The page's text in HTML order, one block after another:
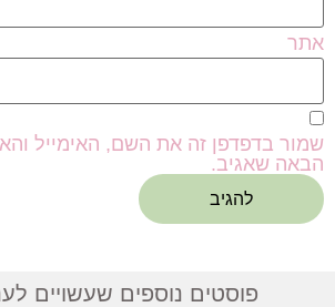
אתר
שמור בדפדפן זה את השם, האימייל
הבאה שאגיב.
פוסטים נוספים שעשויים